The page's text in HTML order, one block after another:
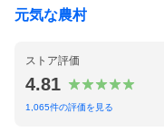
元気な農村
ストア評価
4.81
1,065件の評価を見る